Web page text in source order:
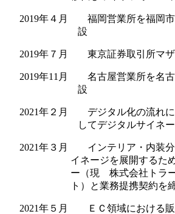
2019年４月 福岡営業所を福岡市
設
2019年７月 東京証券取引所マザ
2019年11月 名古屋営業所を名古
設
2021年２月 デジタル化の流れに
してデジタルサイネ
2021年３月 インテリア・内装分
イネージを展開するた
ー（現 株式会社トラ
ト）と業務提携契約を
2021年５月 ＥＣ領域における販